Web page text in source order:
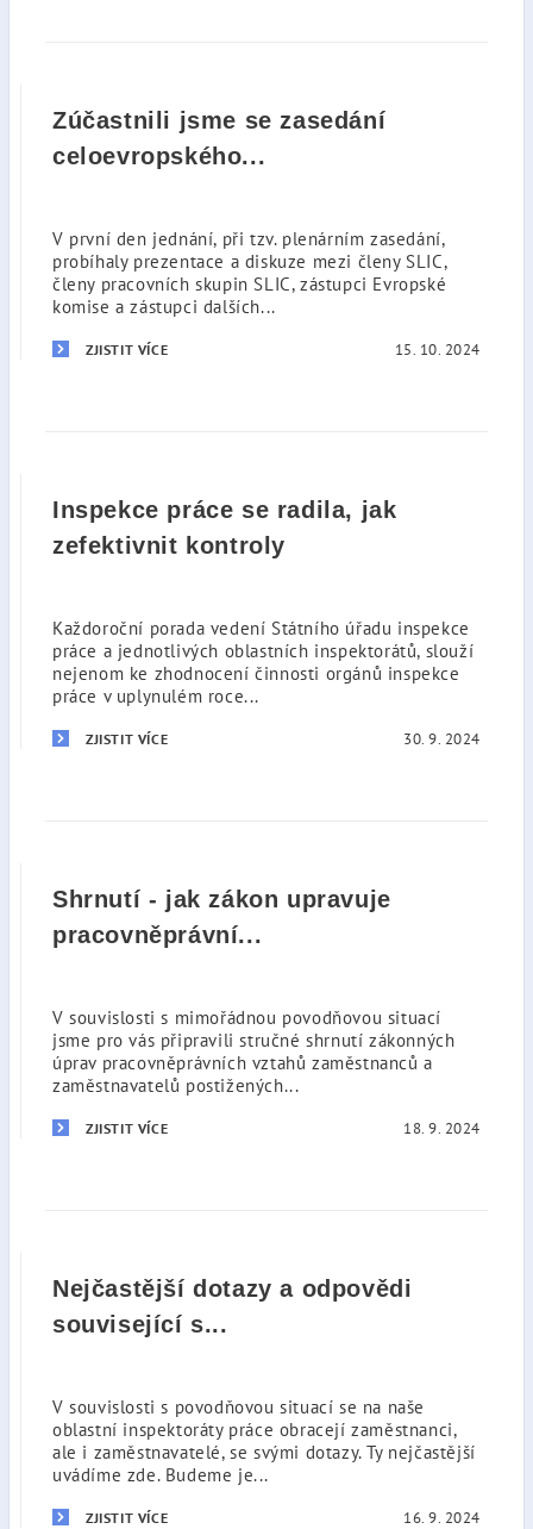
Zúčastnili jsme se zasedání
celoevropského...
V první den jednání, při tzv. plenárním zasedání,
probíhaly prezentace a diskuze mezi členy SLIC,
členy pracovních skupin SLIC, zástupci Evropské
komise a zástupci dalších...
ZJISTIT VÍCE 15. 10. 2024
Inspekce práce se radila, jak
zefektivnit kontroly
Každoroční porada vedení Státního úřadu inspekce
práce a jednotlivých oblastních inspektorátů, slouží
nejenom ke zhodnocení činnosti orgánů inspekce
práce v uplynulém roce...
ZJISTIT VÍCE 30. 9. 2024
Shrnutí - jak zákon upravuje
pracovněprávní...
V souvislosti s mimořádnou povodňovou situací
jsme pro vás připravili stručné shrnutí zákonných
úprav pracovněprávních vztahů zaměstnanců a
zaměstnavatelů postižených...
ZJISTIT VÍCE 18. 9. 2024
Nejčastější dotazy a odpovědi
související s...
V souvislosti s povodňovou situací se na naše
oblastní inspektoráty práce obracejí zaměstnanci,
ale i zaměstnavatelé, se svými dotazy. Ty nejčastější
uvádíme zde. Budeme je...
ZJISTIT VÍCE 16. 9. 2024